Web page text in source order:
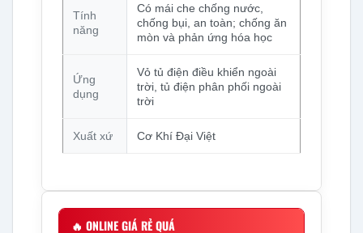
Tính
năng
Có mái che chống nước,
chống bụi, an toàn; chống ăn
mòn và phản ứng hóa học
Ứng
dụng
Vỏ tủ điện điều khiển ngoài
trời, tủ điện phân phối ngoài
trời
Xuất xứ Cơ Khí Đại Việt
🔥 ONLINE GIÁ RẺ QUÁ